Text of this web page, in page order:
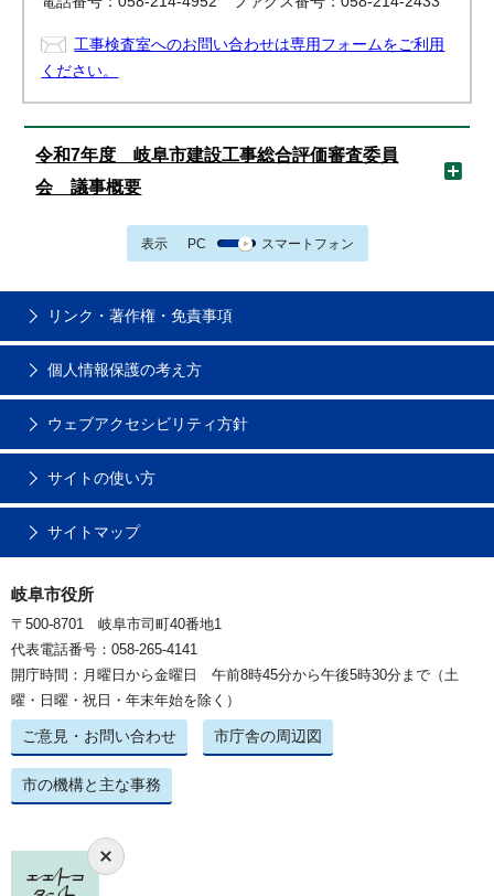
工事検査室へのお問い合わせは専用フォームをご利用
ください。
令和7年度 岐阜市建設工事総合評価審査委員
会 議事概要
表示 PC スマートフォン
リンク・著作権・免責事項
個人情報保護の考え方
ウェブアクセシビリティ方針
サイトの使い方
サイトマップ
岐阜市役所
〒500-8701 岐阜市司町40番地1
代表電話番号：058-265-4141
開庁時間：月曜日から金曜日 午前8時45分から午後5時30分まで（土
曜・日曜・祝日・年末年始を除く）
ご意見・お問い合わせ 市庁舎の周辺図
市の機構と主な事務